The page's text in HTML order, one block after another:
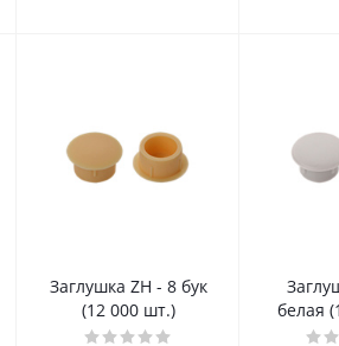
Заглушка ZH - 8 бук
(12 000 шт.)
белая